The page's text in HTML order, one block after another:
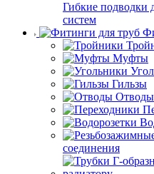
Гибкие подводки
систем
Муфты
Гильзы
Отводы
соединения